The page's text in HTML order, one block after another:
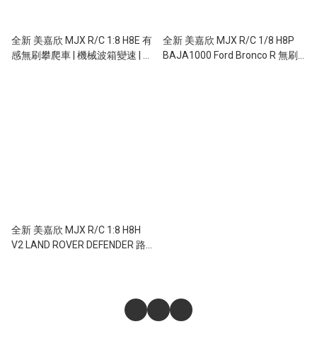
全新 美嘉欣 MJX R/C 1:8 H8E 有
感無刷攀爬車 | 機械波箱變速 | 前
全新 美嘉欣 MJX R/C 1/8 H8P
BAJA1000 Ford Bronco R 無刷
全新 美嘉欣 MJX R/C 1:8 H8H
V2 LAND ROVER DEFENDER 路